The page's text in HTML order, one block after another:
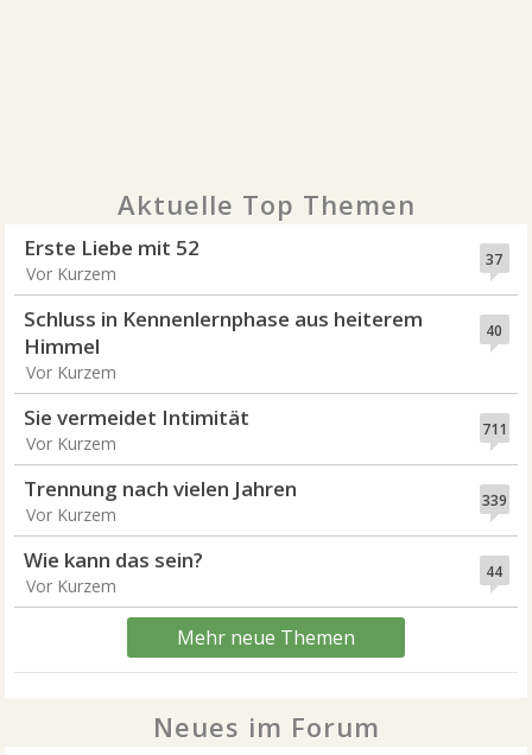
Aktuelle Top Themen
37
Erste Liebe mit 52
Vor Kurzem
40
Schluss in Kennenlernphase aus heiterem
Himmel
Vor Kurzem
711
Sie vermeidet Intimität
Vor Kurzem
339
Trennung nach vielen Jahren
Vor Kurzem
44
Wie kann das sein?
Vor Kurzem
Mehr neue Themen
Neues im Forum